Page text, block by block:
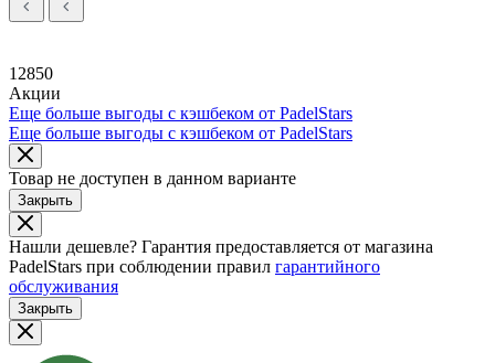
12850
Акции
Еще больше выгоды с кэшбеком от PadelStars
Еще больше выгоды с кэшбеком от PadelStars
Товар не доступен в данном варианте
Закрыть
Нашли дешевле? Гарантия предоставляется от магазина
PadelStars при соблюдении правил гарантийного
обслуживания
Закрыть